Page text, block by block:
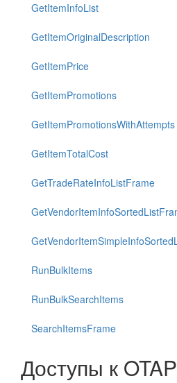
GetItemInfoList
GetItemOriginalDescription
GetItemPrice
GetItemPromotions
GetItemPromotionsWithAttempts
GetItemTotalCost
GetTradeRateInfoListFrame
RunBulkItems
RunBulkSearchItems
SearchItemsFrame
Доступы к